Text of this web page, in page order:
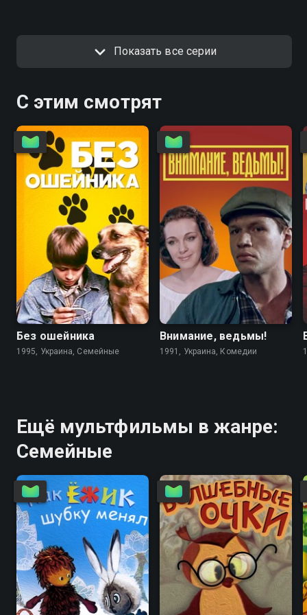
Показать все серии
С этим смотрят
6.7 4.6
Без ошейника
1995, Украина, Семейные
5.6
Внимание, ведьмы!
1991, Украина, Комедии
Ещё мультфильмы в жанре:
Семейные